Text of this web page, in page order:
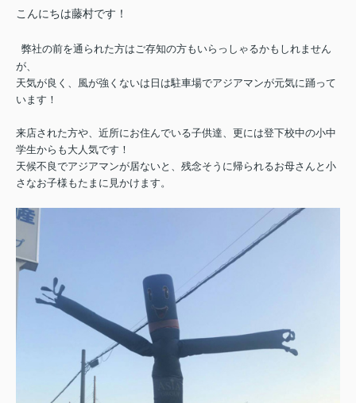
こんにちは藤村です！
弊社の前を通られた方はご存知の方もいらっしゃるかもしれません
が、
天気が良く、風が強くないは日は駐車場でアジアマンが元気に踊って
います！
来店された方や、近所にお住んでいる子供達、更には登下校中の小中
学生からも大人気です！
天候不良でアジアマンが居ないと、残念そうに帰られるお母さんと小
さなお子様もたまに見かけます。